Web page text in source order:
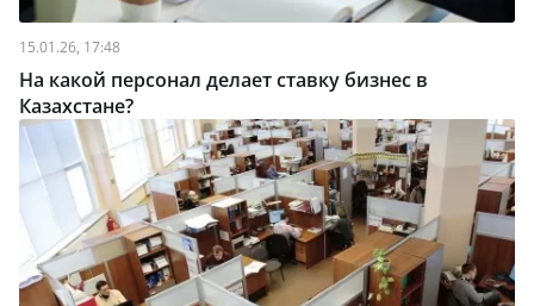
15.01.26, 17:48
На какой персонал делает ставку бизнес в
Казахстане?